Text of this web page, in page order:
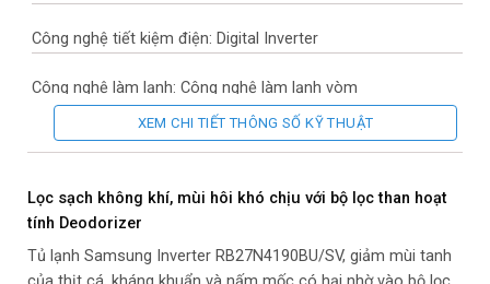
Công nghệ tiết kiệm điện: Digital Inverter
Công nghệ làm lạnh: Công nghệ làm lạnh vòm
Công nghệ kháng khuẩn, khử mùi: Bộ lọc than hoạt tính
Công nghệ bảo quản thực phẩm: Ngăn rau quả giữ ẩm, Ngăn
XEM CHI TIẾT THÔNG SỐ KỸ THUẬT
Lọc sạch không khí, mùi hôi khó chịu với bộ lọc than hoạt
tính Deodorizer
Tủ lạnh Samsung Inverter RB27N4190BU/SV, giảm mùi tanh